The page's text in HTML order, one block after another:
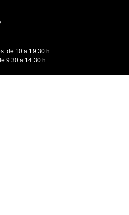
de 10 a 19.30 h.
9.30 a 14.30 h.